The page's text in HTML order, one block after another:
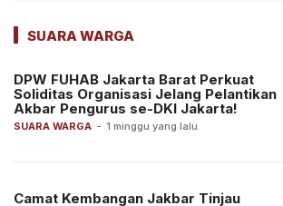
SUARA WARGA
SUARA WARGA - 1 minggu yang lalu
DPW FUHAB Jakarta Barat Perkuat
Soliditas Organisasi Jelang Pelantikan
Akbar Pengurus se-DKI Jakarta!
Camat Kembangan Jakbar Tinjau